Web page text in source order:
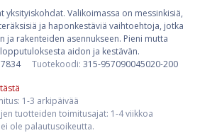
yksityiskohdat. Valikoimassa on messinkisiä,
ja haponkestäviä vaihtoehtoja, jotka
ja rakenteiden asennukseen. Pieni mutta
aidon ja kestävän.
Tuotekoodi: 315-957090045020-200
tästä
1-3 arkipäivää
tuotteiden toimitusajat: 1-4 viikkoa
ole palautusoikeutta.